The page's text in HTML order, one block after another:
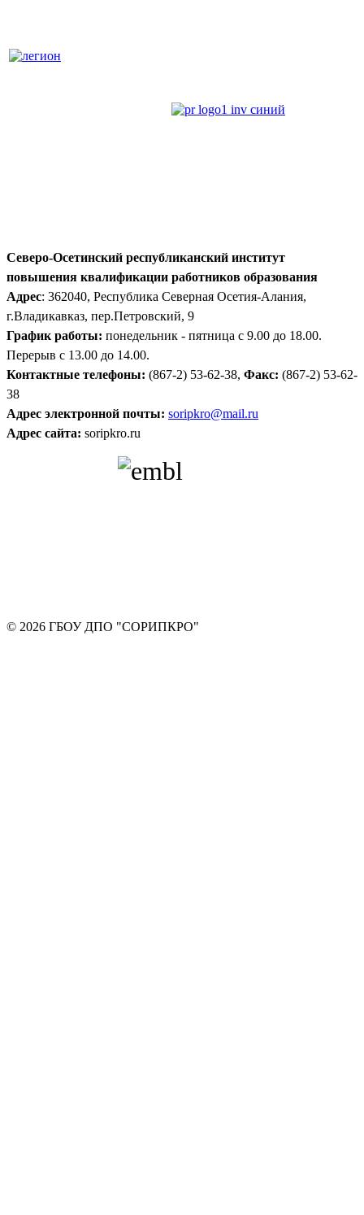
Северо-Осетинский республиканский институт
повышения квалификации работников образования
Адрес: 362040, Республика Северная Осетия-Алания,
г.Владикавказ, пер.Петровский, 9
График работы: понедельник - пятница с 9.00 до 18.00.
Перерыв с 13.00 до 14.00.
Контактные телефоны: (867-2) 53-62-38, Факс: (867-2) 53-62-
38
Адрес электронной почты: soripkro@mail.ru
Адрес сайта: soripkro.ru
© 2026 ГБОУ ДПО "СОРИПКРО"